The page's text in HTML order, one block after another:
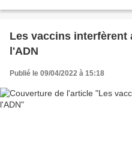
Les vaccins interfèrent
l'ADN
Publié le 09/04/2022 à 15:18